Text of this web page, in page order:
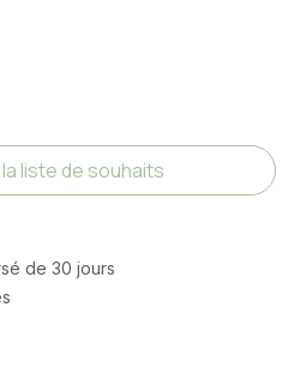
liste de souhaits
de 30 jours